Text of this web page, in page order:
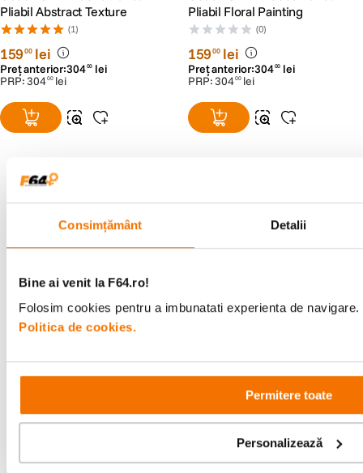
Consimțământ Detalii
Bine ai venit la F64.ro!
Folosim cookies pentru a imbunatati experienta de
Politica de cookies.
Permitere toate
Personalizează
Pliabil Abstract Texture
(1)
15900 lei
Preț anterior:30400 lei
PRP:30400 lei
Pliabil Floral Painting
(0)
15900 lei
Preț anterior:30400 lei
PRP:30400 lei
Alatura-te comunitatii creatorilor
specializata
499lei